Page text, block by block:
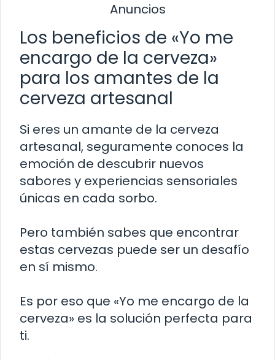
Anuncios
Los beneficios de «Yo me
encargo de la cerveza»
para los amantes de la
cerveza artesanal
Si eres un amante de la cerveza
artesanal, seguramente conoces la
emoción de descubrir nuevos
sabores y experiencias sensoriales
únicas en cada sorbo.
Pero también sabes que encontrar
estas cervezas puede ser un desafío
en sí mismo.
Es por eso que «Yo me encargo de la
cerveza» es la solución perfecta para
ti.